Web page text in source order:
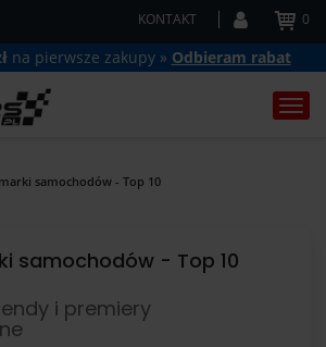
KONTAKT 0
na pierwsze zakupy » Odbieram rabat
samochodów - Top 10
samochodów - Top 10
i premiery